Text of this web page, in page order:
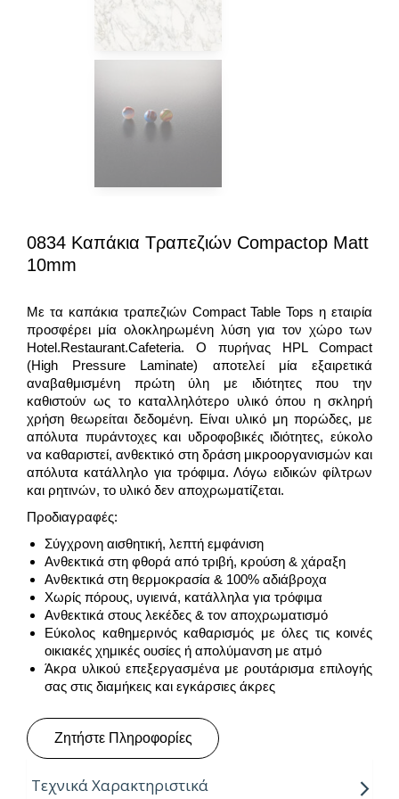
0834 Καπάκια Τραπεζιών Compactop Matt
10mm
Με τα καπάκια τραπεζιών Compact Table Tops η εταιρία
προσφέρει μία ολοκληρωμένη λύση για τον χώρο των
Hotel.Restaurant.Cafeteria. Ο πυρήνας HPL Compact
(High Pressure Laminate) αποτελεί μία εξαιρετικά
αναβαθμισμένη πρώτη ύλη με ιδιότητες που την
καθιστούν ως το καταλληλότερο υλικό όπου η σκληρή
χρήση θεωρείται δεδομένη. Είναι υλικό μη πορώδες, με
απόλυτα πυράντοχες και υδροφοβικές ιδιότητες, εύκολο
να καθαριστεί, ανθεκτικό στη δράση μικροοργανισμών και
απόλυτα κατάλληλο για τρόφιμα. Λόγω ειδικών φίλτρων
και ρητινών, το υλικό δεν αποχρωματίζεται.
Προδιαγραφές:
Σύγχρονη αισθητική, λεπτή εμφάνιση
Aνθεκτικά στη φθορά από τριβή, κρούση & χάραξη
Ανθεκτικά στη θερμοκρασία & 100% αδιάβροχα
Χωρίς πόρους, υγιεινά, κατάλληλα για τρόφιμα
Ανθεκτικά στους λεκέδες & τον αποχρωματισμό
Εύκολος καθημερινός καθαρισμός με όλες τις κοινές
οικιακές χημικές ουσίες ή απολύμανση με ατμό
Άκρα υλικού επεξεργασμένα με ρουτάρισμα επιλογής
σας στις διαμήκεις και εγκάρσιες άκρες
Ζητήστε Πληροφορίες
Τεχνικά Χαρακτηριστικά